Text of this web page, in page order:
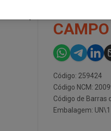
SUCO
Código: 259424
Código NCM:
Código de Barras
Embalagem: UN\1